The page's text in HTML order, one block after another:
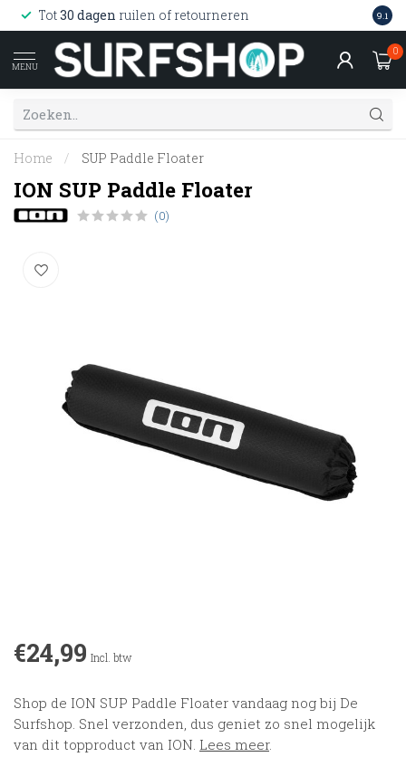
Tot30 dagen ruilen of retourneren 9.1
MENU
0
Home / SUP Paddle Floater
ION SUP Paddle Floater
(0)
€24,99 Incl. btw
Shop de ION SUP Paddle Floater vandaag nog bij De
Surfshop. Snel verzonden, dus geniet zo snel mogelijk
van dit topproduct van ION. Lees meer.